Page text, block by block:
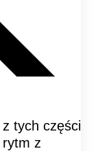
tych części
rytm z